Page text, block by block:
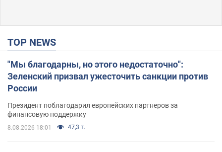
TOP NEWS
"Мы благодарны, но этого недостаточно":
Зеленский призвал ужесточить санкции против
России
Президент поблагодарил европейских партнеров за
финансовую поддержку
8.08.2026 18:01 47,3 т.